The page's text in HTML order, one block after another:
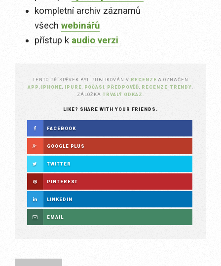
kompletní archiv záznamů
všech webinářů
přístup k audio verzi
TENTO PŘÍSPĚVEK BYL PUBLIKOVÁN V RECENZE A OZNAČEN
APP
IPHONE IPURE POČASÍ PŘEDPOVĚĎ RECENZE TRENDY
ZÁLOŽKA TRVALÝ ODKAZ
LIKE? SHARE WITH YOUR FRIENDS.
FACEBOOK
GOOGLE PLUS
TWITTER
PINTEREST
LINKEDIN
EMAIL